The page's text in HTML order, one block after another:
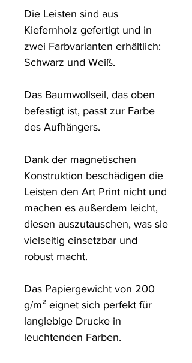
Die Leisten sind aus
Kiefernholz gefertigt und in
zwei Farbvarianten erhältlich:
Schwarz und Weiß.
Das Baumwollseil, das oben
befestigt ist, passt zur Farbe
des Aufhängers.
Dank der magnetischen
Konstruktion beschädigen die
Leisten den Art Print nicht und
machen es außerdem leicht,
diesen auszutauschen, was sie
vielseitig einsetzbar und
robust macht.
Das Papiergewicht von 200
g/m² eignet sich perfekt für
langlebige Drucke in
leuchtenden Farben.